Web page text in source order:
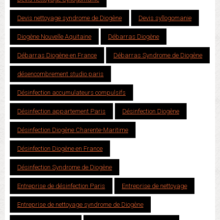
Devis nettoyage syndrome de Diogène Devis syllogomanie
Diogène Nouvelle Aquitaine Débarras Diogène
Débarras Diogène en France Débarras Syndrome de Diogène
désencombrement studio paris
Désinfection accumulateurs compulsifs
Désinfection appartement Paris Désinfection Diogène
Désinfection Diogène Charente-Maritime
Désinfection Diogène en France
Désinfection Syndrome de Diogène
Entreprise de désinfection Paris Entreprise de nettoyage
Entreprise de nettoyage syndrome de Diogène